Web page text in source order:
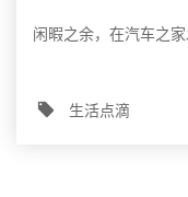
闲暇之余，在汽车之
生活点滴